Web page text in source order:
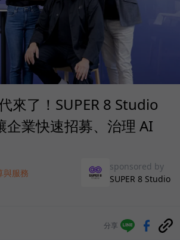
來了！SUPER 8 Studio
企業快速招募、治理 AI
與服務
sponsored by
SUPER 8 Studio
分享